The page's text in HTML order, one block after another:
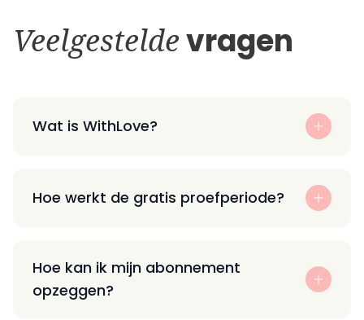
Veelgesteldevragen
Wat is WithLove?
Hoe werkt de gratis proefperiode?
Hoe kan ik mijn abonnement
opzeggen?